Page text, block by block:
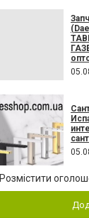
Розмістити